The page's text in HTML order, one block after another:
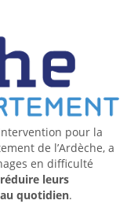
pour la
de l’Ardèche, a
en difficulté
réduire leurs
quotidien.